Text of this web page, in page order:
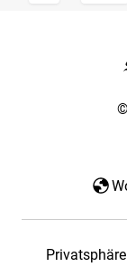
Privatsphäre